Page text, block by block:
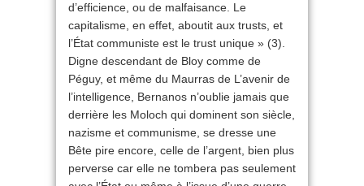
d’efficience, ou de malfaisance. Le
capitalisme, en effet, aboutit aux trusts, et
l’État communiste est le trust unique » (3).
Digne descendant de Bloy comme de
Péguy, et même du Maurras de L’avenir de
l’intelligence, Bernanos n’oublie jamais que
derrière les Moloch qui dominent son siècle,
nazisme et communisme, se dresse une
Bête pire encore, celle de l’argent, bien plus
perverse car elle ne tombera pas seulement